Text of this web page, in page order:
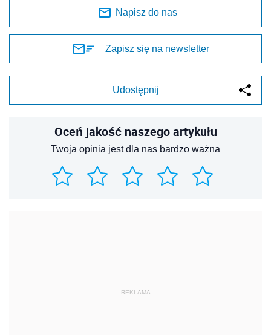
Napisz do nas
Zapisz się na newsletter
Udostępnij
Oceń jakość naszego artykułu
Twoja opinia jest dla nas bardzo ważna
REKLAMA